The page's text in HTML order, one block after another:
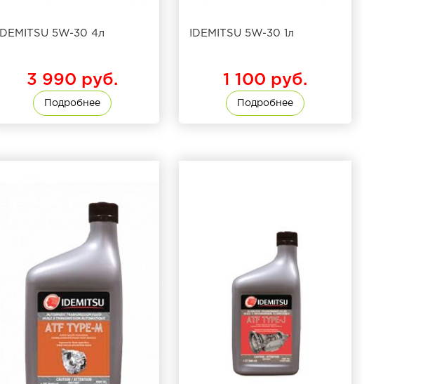
IDEMITSU 5W-30 4л
3 990 руб.
Подробнее
IDEMITSU 5W-30 1л
1 100 руб.
Подробнее